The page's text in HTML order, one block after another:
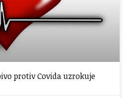
protiv Covida uzrokuje